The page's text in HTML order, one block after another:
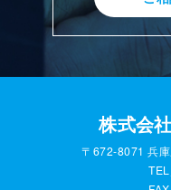
株式会
〒672-8071 兵